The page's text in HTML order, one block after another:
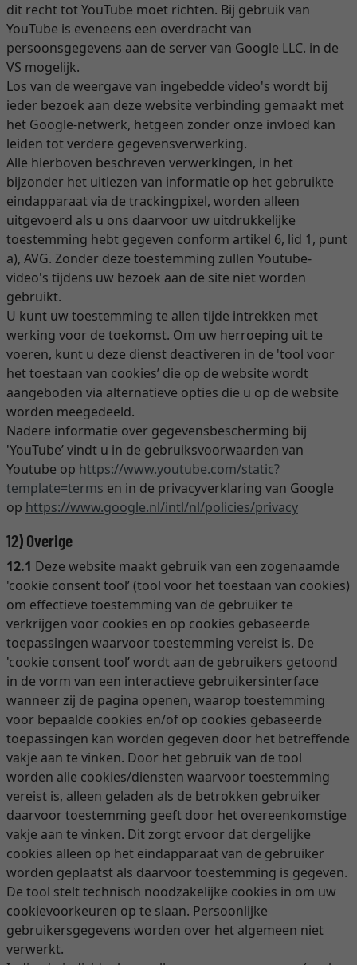
dit recht tot YouTube moet richten. Bij gebruik van
YouTube is eveneens een overdracht van
persoonsgegevens aan de server van Google LLC. in de
VS mogelijk.
Los van de weergave van ingebedde video's wordt bij
ieder bezoek aan deze website verbinding gemaakt met
het Google-netwerk, hetgeen zonder onze invloed kan
leiden tot verdere gegevensverwerking.
Alle hierboven beschreven verwerkingen, in het
bijzonder het uitlezen van informatie op het gebruikte
eindapparaat via de trackingpixel, worden alleen
uitgevoerd als u ons daarvoor uw uitdrukkelijke
toestemming hebt gegeven conform artikel 6, lid 1, punt
a), AVG. Zonder deze toestemming zullen Youtube-
video's tijdens uw bezoek aan de site niet worden
gebruikt.
U kunt uw toestemming te allen tijde intrekken met
werking voor de toekomst. Om uw herroeping uit te
voeren, kunt u deze dienst deactiveren in de 'tool voor
het toestaan van cookies’ die op de website wordt
aangeboden via alternatieve opties die u op de website
worden meegedeeld.
Nadere informatie over gegevensbescherming bij
'YouTube’ vindt u in de gebruiksvoorwaarden van
Youtube op https://www.youtube.com/static?
template=terms en in de privacyverklaring van Google
op https://www.google.nl/intl/nl/policies/privacy
12) Overige
12.1 Deze website maakt gebruik van een zogenaamde
'cookie consent tool’ (tool voor het toestaan van cookies)
om effectieve toestemming van de gebruiker te
verkrijgen voor cookies en op cookies gebaseerde
toepassingen waarvoor toestemming vereist is. De
'cookie consent tool’ wordt aan de gebruikers getoond
in de vorm van een interactieve gebruikersinterface
wanneer zij de pagina openen, waarop toestemming
voor bepaalde cookies en/of op cookies gebaseerde
toepassingen kan worden gegeven door het betreffende
vakje aan te vinken. Door het gebruik van de tool
worden alle cookies/diensten waarvoor toestemming
vereist is, alleen geladen als de betrokken gebruiker
daarvoor toestemming geeft door het overeenkomstige
vakje aan te vinken. Dit zorgt ervoor dat dergelijke
cookies alleen op het eindapparaat van de gebruiker
worden geplaatst als daarvoor toestemming is gegeven.
De tool stelt technisch noodzakelijke cookies in om uw
cookievoorkeuren op te slaan. Persoonlijke
gebruikersgegevens worden over het algemeen niet
verwerkt.